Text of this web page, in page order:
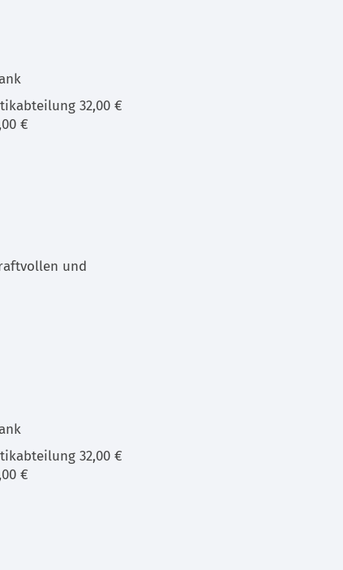
32,00 €
€
und
32,00 €
€